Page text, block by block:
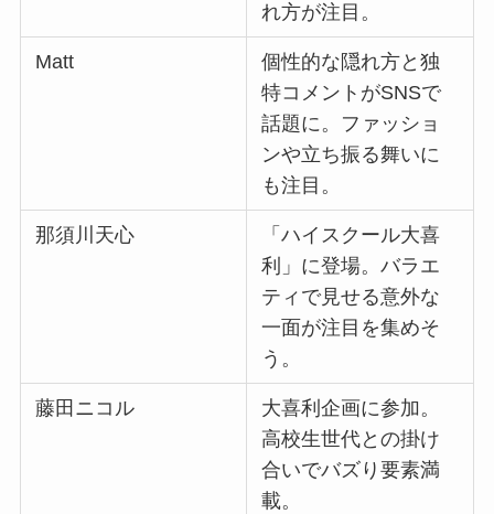
れ方が注目。
Matt
個性的な隠れ方と独
特コメントがSNSで
話題に。ファッショ
ンや立ち振る舞いに
も注目。
那須川天心
「ハイスクール大喜
利」に登場。バラエ
ティで見せる意外な
一面が注目を集めそ
う。
藤田ニコル
大喜利企画に参加。
高校生世代との掛け
合いでバズり要素満
載。